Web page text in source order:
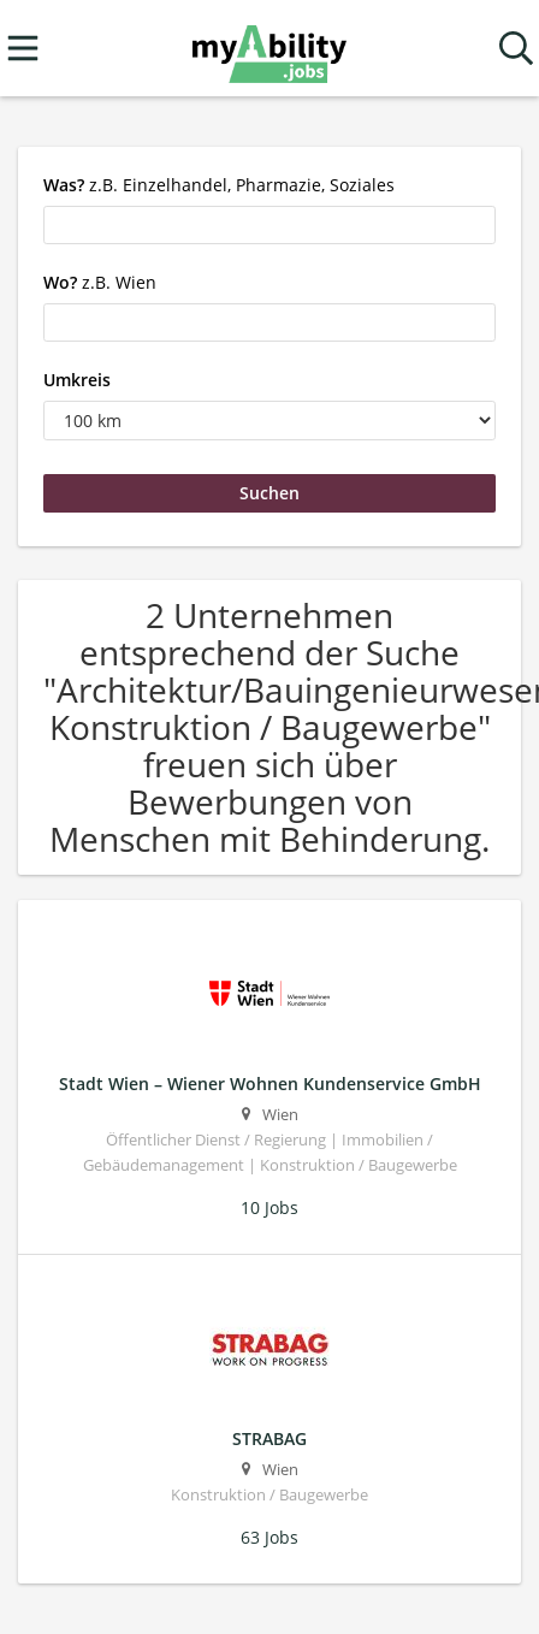
Was? z.B. Einzelhandel, Pharmazie, Soziales
Wo? z.B. Wien
Umkreis
2 Unternehmen
entsprechend der Suche
"Architektur/
Konstruktion / Baugewerbe"
freuen sich über
Bewerbungen von
Menschen mit Behinderung.
Stadt Wien – Wiener Wohnen Kundenservice GmbH
Wien
Öffentlicher Dienst / Regierung | Immobilien /
Gebäudemanagement | Konstruktion / Baugewerbe
10 Jobs
STRABAG
Wien
Konstruktion / Baugewerbe
63 Jobs